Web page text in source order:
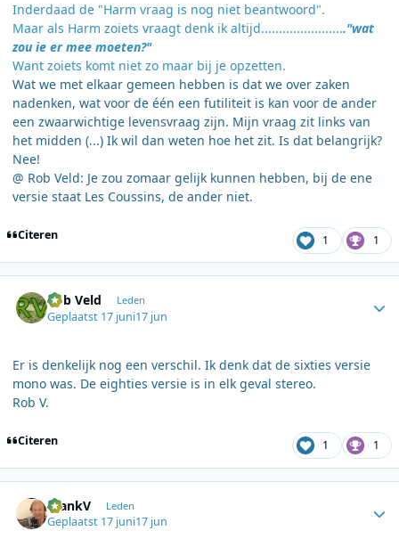
Inderdaad de "Harm vraag is nog niet beantwoord".
Maar als Harm zoiets vraagt denk ik altijd........................"wat
zou ie er mee moeten?"
Want zoiets komt niet zo maar bij je opzetten.
Wat we met elkaar gemeen hebben is dat we over zaken
nadenken, wat voor de één een futiliteit is kan voor de ander
een zwaarwichtige levensvraag zijn. Mijn vraag zit links van
het midden (...) Ik wil dan weten hoe het zit. Is dat belangrijk?
Nee!
@ Rob Veld: Je zou zomaar gelijk kunnen hebben, bij de ene
versie staat Les Coussins, de ander niet.
Citeren 1 1
Rob Veld Leden
Geplaatst 17 juni17 jun
Er is denkelijk nog een verschil. Ik denk dat de sixties versie
mono was. De eighties versie is in elk geval stereo.
Rob V.
Citeren 1 1
FrankV Leden
Geplaatst 17 juni17 jun